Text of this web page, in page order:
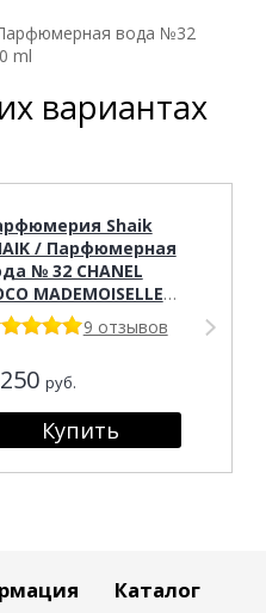
вода №32
ml
вариантах
Shaik
/ Парфюмерная
№ 32 CHANEL
MADEMOISELLE
WOMEN , 50 мл.
9 отзывов
руб.
Каталог